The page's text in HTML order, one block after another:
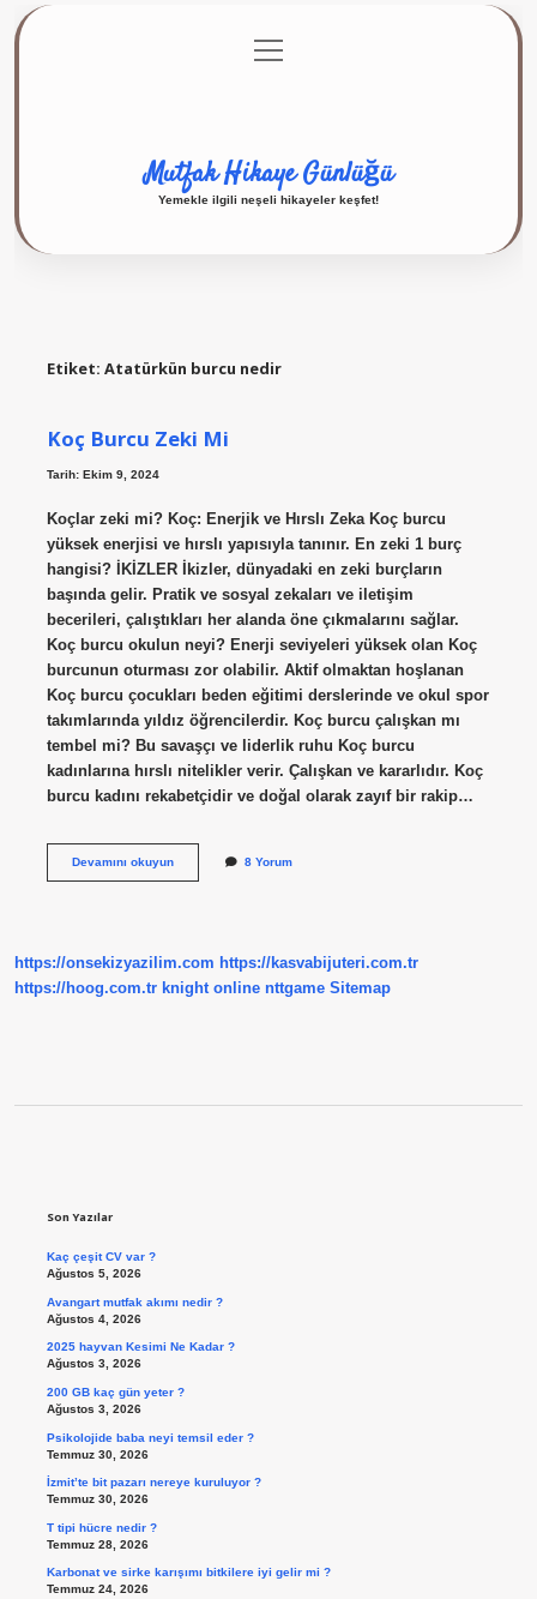
Gizlilik Politikası
menüyü
aç
Mutfak Hikaye Günlüğü
Yemekle ilgili neşeli hikayeler keşfet!
Etiket: Atatürkün burcu nedir
Koç Burcu Zeki Mi
Tarih: Ekim 9, 2024
Koçlar zeki mi? Koç: Enerjik ve Hırslı Zeka Koç burcu
yüksek enerjisi ve hırslı yapısıyla tanınır. En zeki 1 burç
hangisi? İKİZLER İkizler, dünyadaki en zeki burçların
başında gelir. Pratik ve sosyal zekaları ve iletişim
becerileri, çalıştıkları her alanda öne çıkmalarını sağlar.
Koç burcu okulun neyi? Enerji seviyeleri yüksek olan Koç
burcunun oturması zor olabilir. Aktif olmaktan hoşlanan
Koç burcu çocukları beden eğitimi derslerinde ve okul spor
takımlarında yıldız öğrencilerdir. Koç burcu çalışkan mı
tembel mi? Bu savaşçı ve liderlik ruhu Koç burcu
kadınlarına hırslı nitelikler verir. Çalışkan ve kararlıdır. Koç
burcu kadını rekabetçidir ve doğal olarak zayıf bir rakip…
Devamını okuyunKoç
8 Yorum
https://onsekizyazilim.com https://kasvabijuteri.com.tr
https://hoog.com.tr knight online nttgame Sitemap
Son Yazılar
Kaç çeşit CV var ?
Ağustos 5, 2026
Avangart mutfak akımı nedir ?
Ağustos 4, 2026
2025 hayvan Kesimi Ne Kadar ?
Ağustos 3, 2026
200 GB kaç gün yeter ?
Ağustos 3, 2026
Psikolojide baba neyi temsil eder ?
Temmuz 30, 2026
İzmit’te bit pazarı nereye kuruluyor ?
Temmuz 30, 2026
T tipi hücre nedir ?
Temmuz 28, 2026
Karbonat ve sirke karışımı bitkilere iyi gelir mi ?
Temmuz 24, 2026